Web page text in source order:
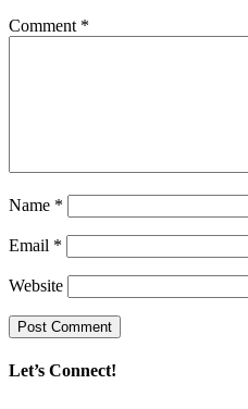
Comment *
Name *
Email *
Website
Let’s Connect!